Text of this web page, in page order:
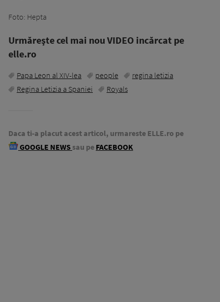
Foto: Hepta
Urmăreşte cel mai nou VIDEO incărcat pe
elle.ro
Papa Leon al XIV-lea people
regina letizia
Regina Letizia a Spaniei
Royals
Daca ti-a placut acest articol, urmareste ELLE.ro pe
GOOGLE NEWS sau pe FACEBOOK